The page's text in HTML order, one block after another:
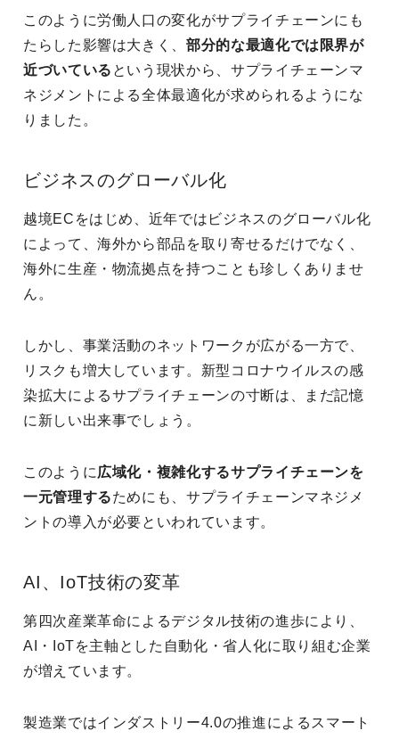
このように労働人口の変化がサプライチェーンにも
たらした影響は大きく、部分的な最適化では限界が
近づいている という現状から、サプライチェーンマ
ネジメントによる全体最適化が求められるようにな
りました。
ビジネスのグローバル化
越境ECをはじめ、近年ではビジネスのグローバル化
によって、海外から部品を取り寄せるだけでなく、
海外に生産・物流拠点を持つことも珍しくありませ
ん。
しかし、事業活動のネットワークが広がる一方で、
リスクも増大しています。新型コロナウイルスの感
染拡大によるサプライチェーンの寸断は、まだ記憶
に新しい出来事でしょう。
このように広域化・複雑化するサプライチェーンを
一元管理するためにも、サプライチェーンマネジメ
ントの導入が必要といわれています。
AI、IoT技術の変革
第四次産業革命によるデジタル技術の進歩により、
AI・IoTを主軸とした自動化・省人化に取り組む企業
が増えています。
製造業ではインダストリー4.0の推進によるスマート